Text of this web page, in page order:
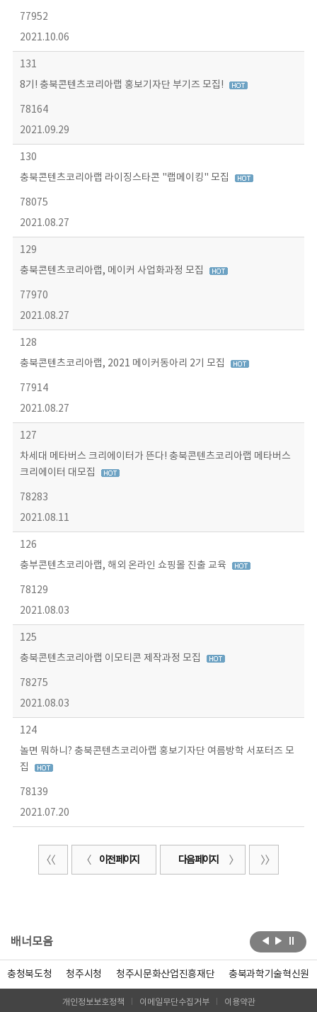
77952
2021.10.06
131
8기! 충북콘텐츠코리아랩 홍보기자단 부기즈 모집!
78164
2021.09.29
130
충북콘텐츠코리아랩 라이징스타콘 "랩메이킹" 모집
78075
2021.08.27
129
충북콘텐츠코리아랩, 메이커 사업화과정 모집
77970
2021.08.27
128
충북콘텐츠코리아랩, 2021 메이커동아리 2기 모집
77914
2021.08.27
127
차세대 메타버스 크리에이터가 뜬다! 충북콘텐츠코리아랩 메타버스
크리에이터 대모집
78283
2021.08.11
126
충부콘텐츠코리아랩, 해외 온라인 쇼핑몰 진출 교육
78129
2021.08.03
125
충북콘텐츠코리아랩 이모티콘 제작과정 모집
78275
2021.08.03
124
놀면 뭐하니? 충북콘텐츠코리아랩 홍보기자단 여름방학 서포터즈 모
집
78139
2021.07.20
이전 페이지 다음 페이지
배너모음
충청북도청 청주시청 청주시문화산업진흥재단 충북과학기술혁신원
개인정보보호정책 이메일무단수집거부 이용약관